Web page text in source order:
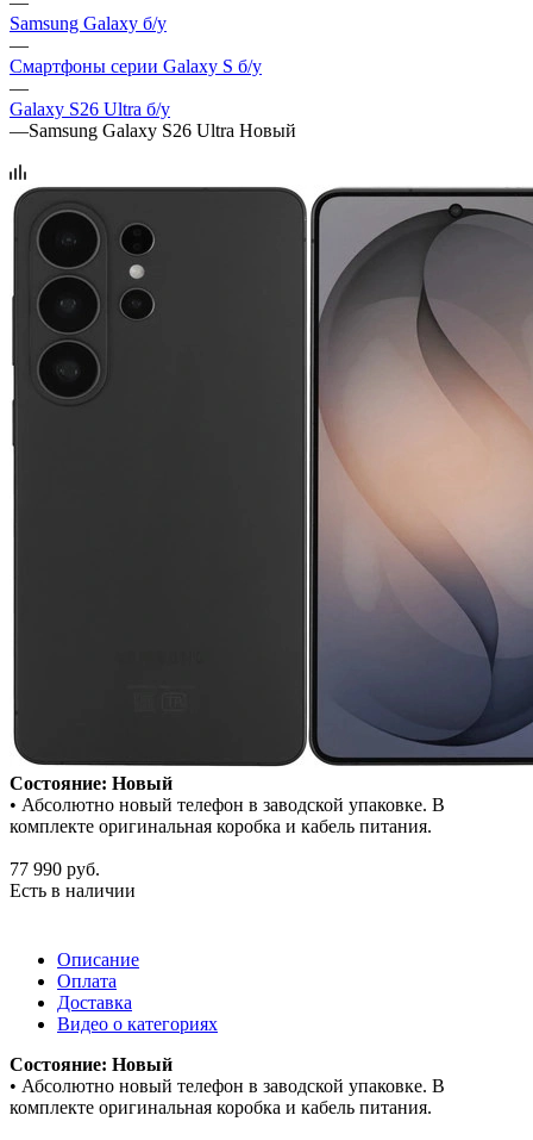
Samsung Galaxy б/у
—
Смартфоны серии Galaxy S б/у
—
Galaxy S26 Ultra б/у
—Samsung Galaxy S26 Ultra Новый
Состояние: Новый
• Абсолютно новый телефон в заводской упаковке. В
комплекте оригинальная коробка и кабель питания.
77 990 руб.
Есть в наличии
Описание
Оплата
Доставка
Видео о категориях
Состояние: Новый
• Абсолютно новый телефон в заводской упаковке. В
комплекте оригинальная коробка и кабель питания.